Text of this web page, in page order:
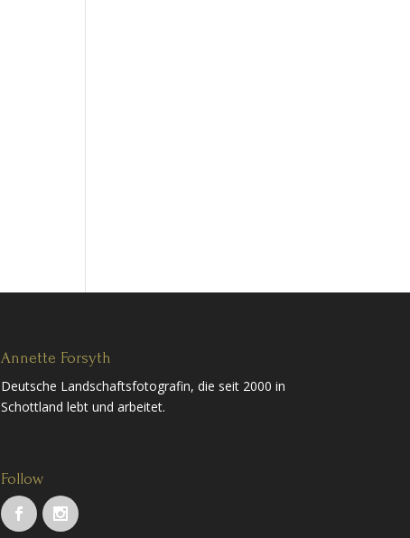
Annette Forsyth
Deutsche Landschaftsfotografin, die seit 2000 in
Schottland lebt und arbeitet.
Follow